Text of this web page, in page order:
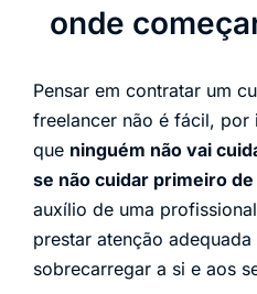
onde
Pensar em contratar um
freelancer não é fácil, por
que ninguém não vai
se não cuidar primeiro de
auxílio de uma
prestar atenção
sobrecarregar a si e aos